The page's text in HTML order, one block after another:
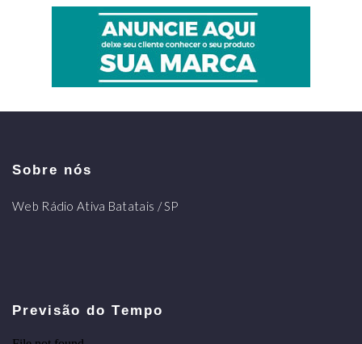
Sobre nós
Web Rádio Ativa Batatais / SP
Previsão do Tempo